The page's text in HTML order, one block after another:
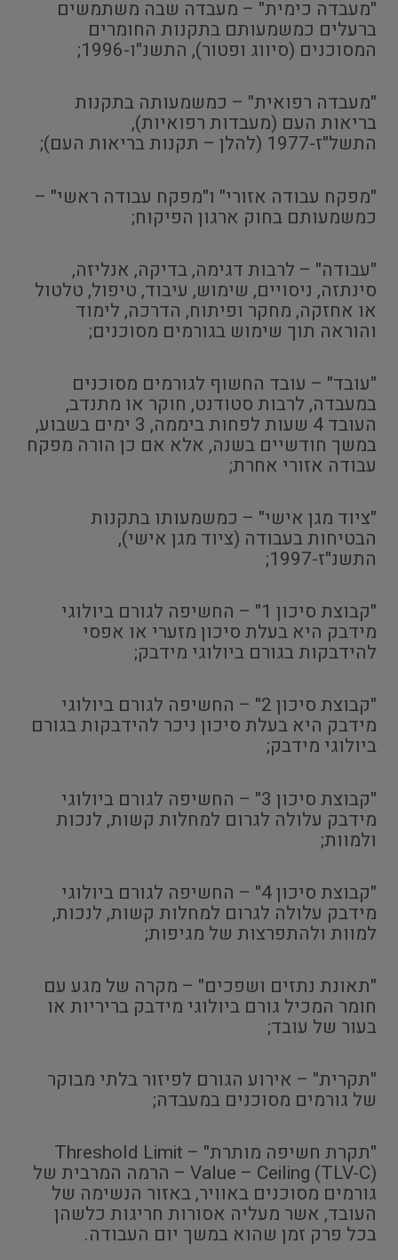
"מעבדה כימית" – מעבדה שבה משתמשים
ברעלים כמשמעותם בתקנות החומרים
המסוכנים (סיווג ופטור), התשנ"ו-1996;
"מעבדה רפואית" – כמשמעותה בתקנות
בריאות העם (מעבדות רפואיות),
התשל"ז-1977 (להלן – תקנות בריאות העם);
"מפקח עבודה אזורי" ו"מפקח עבודה ראשי" –
כמשמעותם בחוק ארגון הפיקוח;
"עבודה" – לרבות דגימה, בדיקה, אנליזה,
סינתזה, ניסויים, שימוש, עיבוד, טיפול, טלטול
או אחזקה, מחקר ופיתוח, הדרכה, לימוד
והוראה תוך שימוש בגורמים מסוכנים;
"עובד" – עובד החשוף לגורמים מסוכנים
במעבדה, לרבות סטודנט, חוקר או מתנדב,
העובד 4 שעות לפחות ביממה, 3 ימים בשבוע,
במשך חודשיים בשנה, אלא אם כן הורה מפקח
עבודה אזורי אחרת;
"ציוד מגן אישי" – כמשמעותו בתקנות
הבטיחות בעבודה (ציוד מגן אישי),
התשנ"ז-1997;
"קבוצת סיכון 1" – החשיפה לגורם ביולוגי
מידבק היא בעלת סיכון מזערי או אפסי
להידבקות בגורם ביולוגי מידבק;
"קבוצת סיכון 2" – החשיפה לגורם ביולוגי
מידבק היא בעלת סיכון ניכר להידבקות בגורם
ביולוגי מידבק;
"קבוצת סיכון 3" – החשיפה לגורם ביולוגי
מידבק עלולה לגרום למחלות קשות, לנכות
ולמוות;
"קבוצת סיכון 4" – החשיפה לגורם ביולוגי
מידבק עלולה לגרום למחלות קשות, לנכות,
למוות ולהתפרצות של מגיפות;
"תאונת נתזים ושפכים" – מקרה של מגע עם
חומר המכיל גורם ביולוגי מידבק בריריות או
בעור של עובד;
"תקרית" – אירוע הגורם לפיזור בלתי מבוקר
של גורמים מסוכנים במעבדה;
"תקרת חשיפה מותרת" – Threshold Limit
Value – Ceiling (TLV-C) – הרמה המרבית של
גורמים מסוכנים באוויר, באזור הנשימה של
העובד, אשר מעליה אסורות חריגות כלשהן
בכל פרק זמן שהוא במשך יום העבודה.